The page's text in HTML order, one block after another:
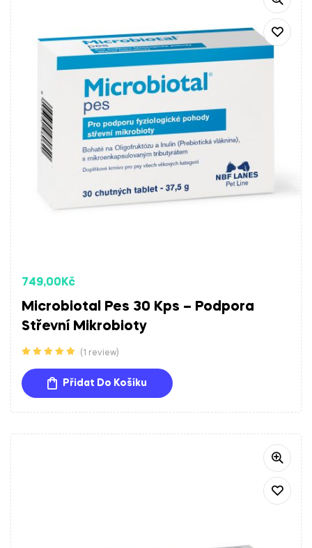
749,00Kč
Microbiotal Pes 30 Kps – Podpora
Střevní Mikrobioty
z 5
(1 review)
Přidat Do Košíku